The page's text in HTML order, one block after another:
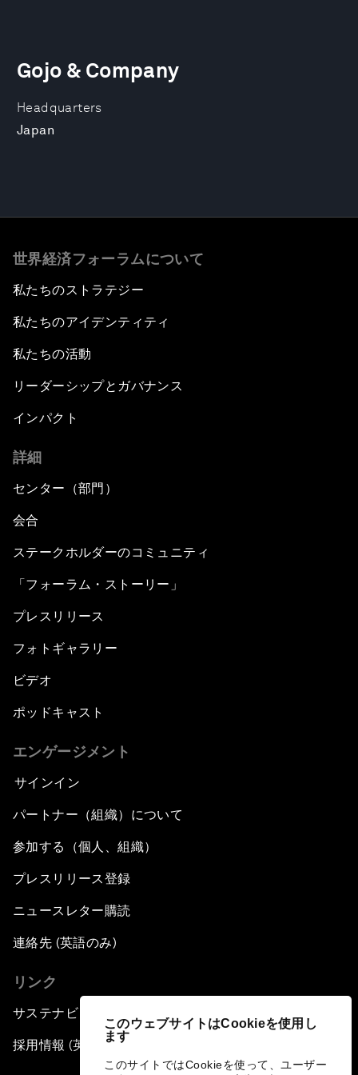
このウェブサイトはCookieを使用し
ます
このサイトではCookieを使って、ユーザー
Headquarters
Japan
Gojo & Company
世界経済フォーラムについて
私たちのストラテジー
私たちのアイデンティティ
私たちの活動
リーダーシップとガバナンス
インパクト
詳細
センター（部門）
会合
ステークホルダーのコミュニティ
「フォーラム・ストーリー」
プレスリリース
フォトギャラリー
ビデオ
ポッドキャスト
エンゲージメント
サインイン
パートナー（組織）について
参加する（個人、組織）
プレスリリース登録
ニュースレター購読
連絡先 (英語のみ)
リンク
サステナビリティへの取り組み
採用情報 (英語のみ)